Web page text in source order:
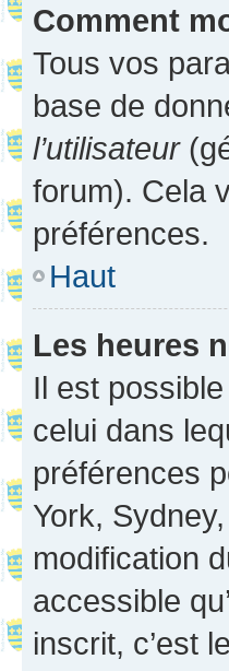
Comment
Tous vos
base de
l’utilisateur
forum). Cela
préférences.
Haut
Les heures
Il est
celui dans
préférences
York,
modification
accessible
inscrit, c’est